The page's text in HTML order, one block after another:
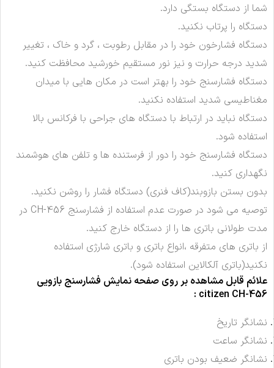
شما از دستگاه بستگی دارد.
دستگاه را پرتاب نکنید.
دستگاه فشارخون خود را در مقابل رطوبت ، گرد و خاک ، تغییر
شدید درجه حرارت و نیز نور مستقیم خورشید محافظت کنید.
دستگاه فشارسنج خود را بهتر است در مکان هایی با میدان
مغناطیسی شدید استفاده نکنید.
دستگاه نباید در ارتباط با دستگاه های جراحی با فرکانس بالا
استفاده شود.
دستگاه فشارسنج خود را دور از فرستنده ها و تلفن های هوشمند
نگهداری کنید.
بدون بستن بازوبند(کاف فنری) دستگاه فشار را روشن نکنید.
توصیه می شود در صورت عدم استفاده از فشارسنج CH-456 در
مدت طولانی باتری ها را از دستگاه خارج کنید.
از باتری های متفرقه ،انواع باتری و باتری شارژی استفاده
نکنید(باتری آلکالاین استفاده شود).
علائم قابل مشاهده بر روی صفحه نمایش فشارسنج بازویی
citizen CH-456
:
نشانگر تاریخ
نشانگر ساعت
نشانگر ضعیف بودن باتری